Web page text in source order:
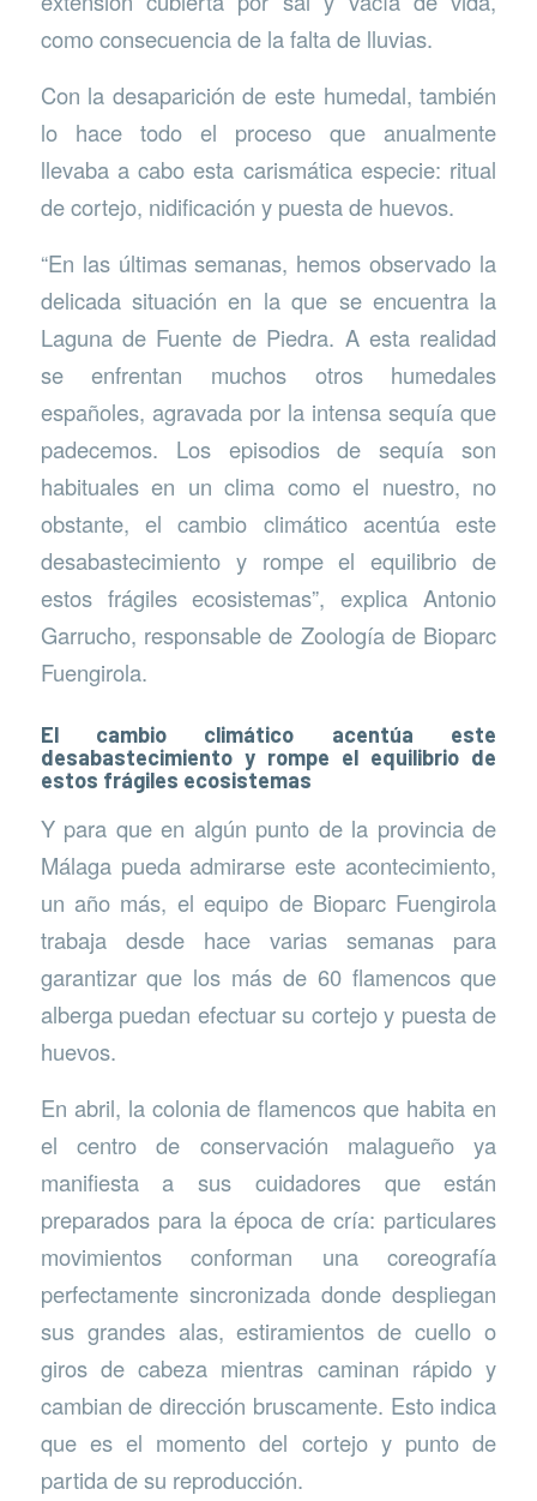
como consecuencia de la falta de lluvias.
Con la desaparición de este humedal, también
lo hace todo el proceso que anualmente
llevaba a cabo esta carismática especie: ritual
de cortejo, nidificación y puesta de huevos.
“En las últimas semanas, hemos observado la
delicada situación en la que se encuentra la
Laguna de Fuente de Piedra. A esta realidad
se enfrentan muchos otros humedales
españoles, agravada por la intensa sequía que
padecemos. Los episodios de sequía son
habituales en un clima como el nuestro, no
obstante, el cambio climático acentúa este
desabastecimiento y rompe el equilibrio de
estos frágiles ecosistemas”, explica Antonio
Garrucho, responsable de Zoología de Bioparc
Fuengirola.
El cambio climático acentúa este
desabastecimiento y rompe el equilibrio de
estos frágiles ecosistemas
Y para que en algún punto de la provincia de
Málaga pueda admirarse este acontecimiento,
un año más, el equipo de Bioparc Fuengirola
trabaja desde hace varias semanas para
garantizar que los más de 60 flamencos que
alberga puedan efectuar su cortejo y puesta de
huevos.
En abril, la colonia de flamencos que habita en
el centro de conservación malagueño ya
manifiesta a sus cuidadores que están
preparados para la época de cría: particulares
movimientos conforman una coreografía
perfectamente sincronizada donde despliegan
sus grandes alas, estiramientos de cuello o
giros de cabeza mientras caminan rápido y
cambian de dirección bruscamente. Esto indica
que es el momento del cortejo y punto de
partida de su reproducción.